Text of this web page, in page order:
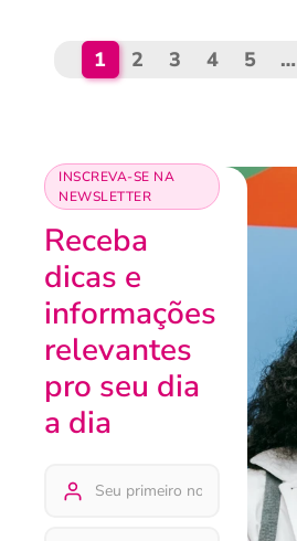
1 2 3 4 5 …
INSCREVA-SE NA
NEWSLETTER
Receba
dicas e
informações
relevantes
pro seu dia
a dia